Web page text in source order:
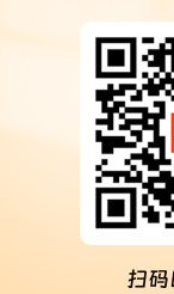
预测数值(元)